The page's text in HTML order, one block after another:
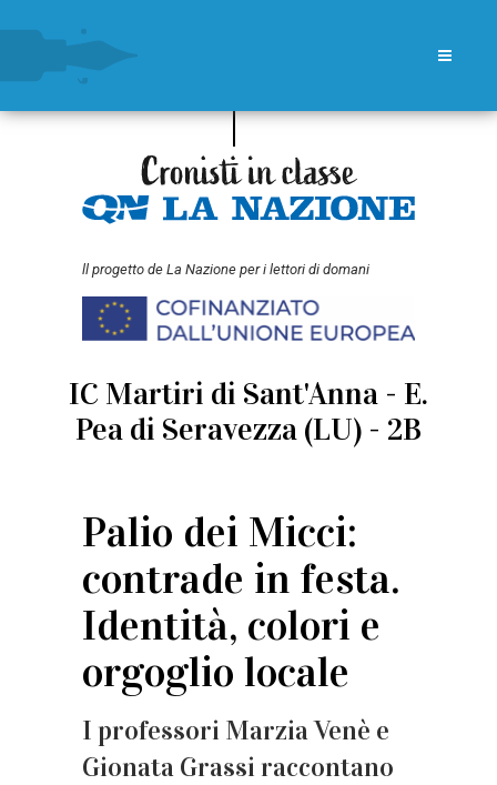
ll progetto de La Nazione per i lettori di domani
IC Martiri di Sant'Anna - E.
Pea di Seravezza (LU) - 2B
Palio dei Micci:
contrade in festa.
Identità, colori e
orgoglio locale
I professori Marzia Venè e
Gionata Grassi raccontano